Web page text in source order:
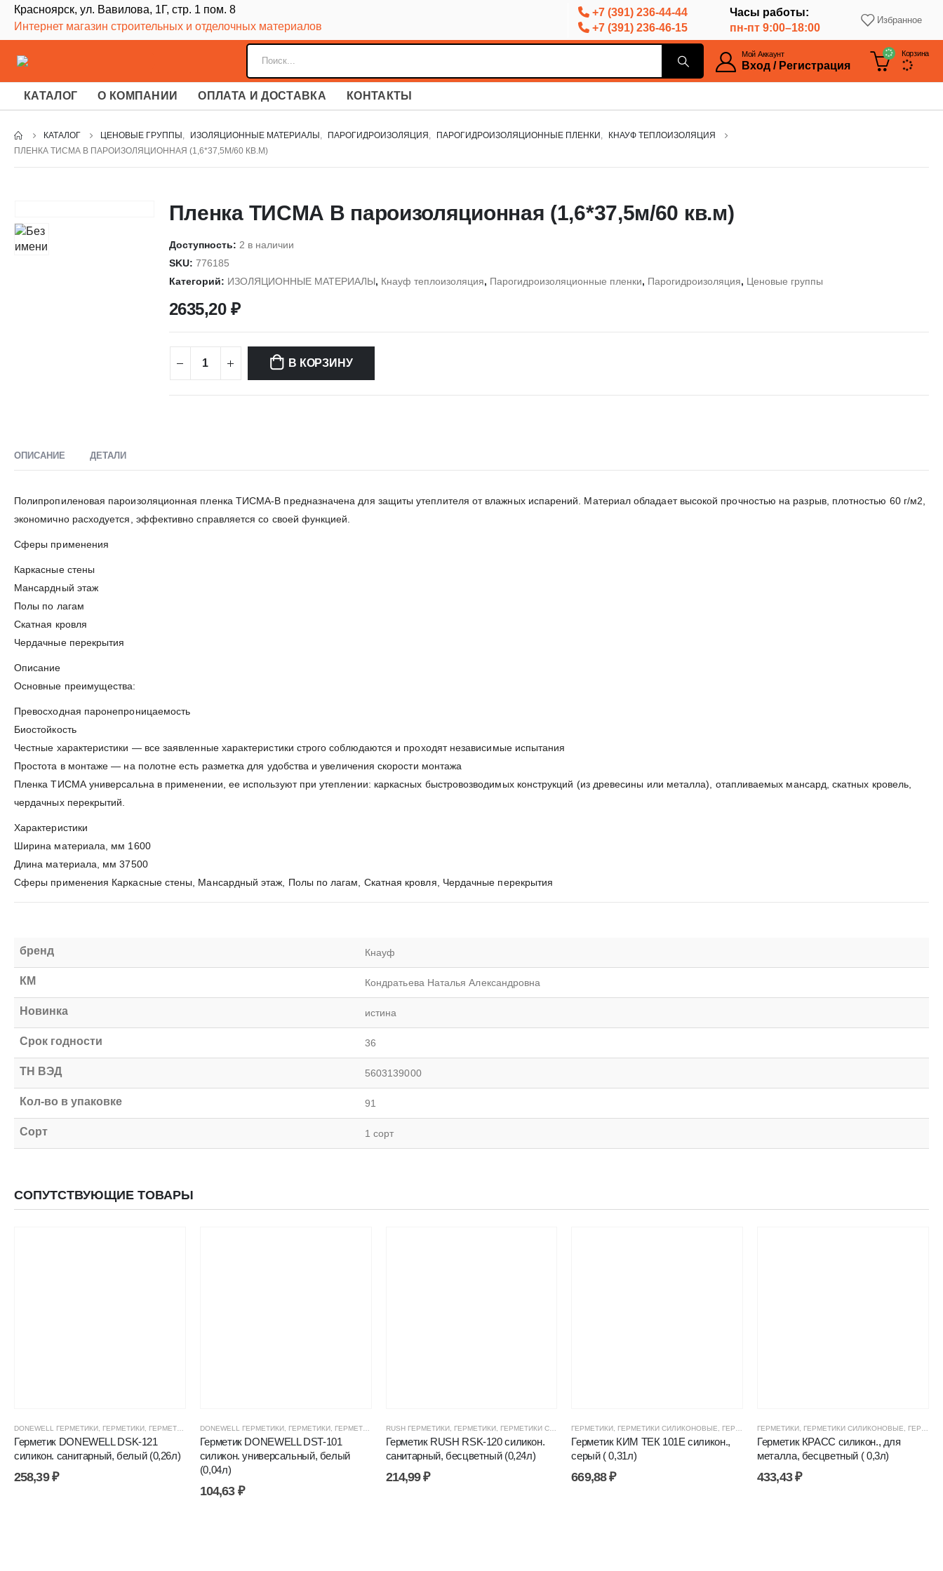
Красноярск, ул. Вавилова, 1Г, стр. 1 пом. 8
Интернет магазин строительных и отделочных материалов
+7 (391) 236-44-44
+7 (391) 236-46-15
Часы работы:
пн-пт 9:00–18:00
Избранное
Мой Аккаунт
Вход / Регистрация
Корзина
КАТАЛОГ О КОМПАНИИ ОПЛАТА И ДОСТАВКА КОНТАКТЫ
КАТАЛОГ ЦЕНОВЫЕ ГРУППЫ , ИЗОЛЯЦИОННЫЕ МАТЕРИАЛЫ , ПАРОГИДРОИЗОЛЯЦИЯ , ПАРОГИДРОИЗОЛЯЦИОННЫЕ ПЛЕНКИ ,
КНАУФ ТЕПЛОИЗОЛЯЦИЯ
ПЛЕНКА ТИСМА B ПАРОИЗОЛЯЦИОННАЯ (1,6*37,5М/60 КВ.М)
Пленка ТИСМА B пароизоляционная (1,6*37,5м/60 кв.м)
Доступность: 2 в наличии
SKU: 776185
Категорий: ИЗОЛЯЦИОННЫЕ МАТЕРИАЛЫ, Кнауф теплоизоляция, Парогидроизоляционные пленки, Парогидроизоляция, Ценовые группы
2635,20 ₽
В КОРЗИНУ
ОПИСАНИЕ ДЕТАЛИ
Полипропиленовая пароизоляционная пленка ТИСМА-В предназначена для защиты утеплителя от влажных испарений. Материал обладает высокой прочностью на разрыв, плотностью 60 г/м2,
экономично расходуется, эффективно справляется со своей функцией.
Сферы применения
Каркасные стены
Мансардный этаж
Полы по лагам
Скатная кровля
Чердачные перекрытия
Описание
Основные преимущества:
Превосходная паронепроницаемость
Биостойкость
Честные характеристики — все заявленные характеристики строго соблюдаются и проходят независимые испытания
Простота в монтаже — на полотне есть разметка для удобства и увеличения скорости монтажа
Пленка ТИСМА универсальна в применении, ее используют при утеплении: каркасных быстровозводимых конструкций (из древесины или металла), отапливаемых мансард, скатных кровель,
чердачных перекрытий.
Характеристики
Ширина материала, мм 1600
Длина материала, мм 37500
Сферы применения Каркасные стены, Мансардный этаж, Полы по лагам, Скатная кровля, Чердачные перекрытия
бренд Кнауф
КМ Кондратьева Наталья Александровна
Новинка истина
Срок годности 36
ТН ВЭД 5603139000
Кол-во в упаковке 91
Сорт 1 сорт
СОПУТСТВУЮЩИЕ ТОВАРЫ
DONEWELL ГЕРМЕТИКИ, ГЕРМЕТИКИ, ГЕРМЕТИКИ СИЛИКОНОВЫЕ ,ГЕРМЕТИКИ, КЛЕИ, ПЕНЫ,ЦЕНОВЫЕ ГРУППЫ
Герметик DONEWELL DSK-121
силикон. санитарный, белый (0,26л)
258,39₽
DONEWELL ГЕРМЕТИКИ, ГЕРМЕТИКИ, ГЕРМЕТИКИ СИЛИКОНОВЫЕ ,ГЕРМЕТИКИ, КЛЕИ, ПЕНЫ,ЦЕНОВЫЕ ГРУППЫ
Герметик DONEWELL DST-101
силикон. универсальный, белый
(0,04л)
104,63 ₽
RUSH ГЕРМЕТИКИ, ГЕРМЕТИКИ, ГЕРМЕТИКИ СИЛИКОНОВЫЕ ,ГЕРМЕТИКИ, КЛЕИ, ПЕНЫ,ЦЕНОВЫЕ ГРУППЫ
Герметик RUSH RSK-120 силикон.
санитарный, бесцветный (0,24л)
214,99₽
ГЕРМЕТИКИ, ГЕРМЕТИКИ СИЛИКОНОВЫЕ, ГЕРМЕТИКИ, КЛЕИ, ПЕНЫ ,КИМ ТЕК ГЕРМЕТИКИ,ЦЕНОВЫЕ
Герметик КИМ ТЕК 101Е силикон.,
серый ( 0,31л)
669,88₽
ГЕРМЕТИКИ, ГЕРМЕТИКИ СИЛИКОНОВЫЕ, ГЕРМЕТИКИ, КЛЕИ, ПЕНЫ
Герметик КРАСС силикон., для
металла, бесцветный ( 0,3л)
433,43₽